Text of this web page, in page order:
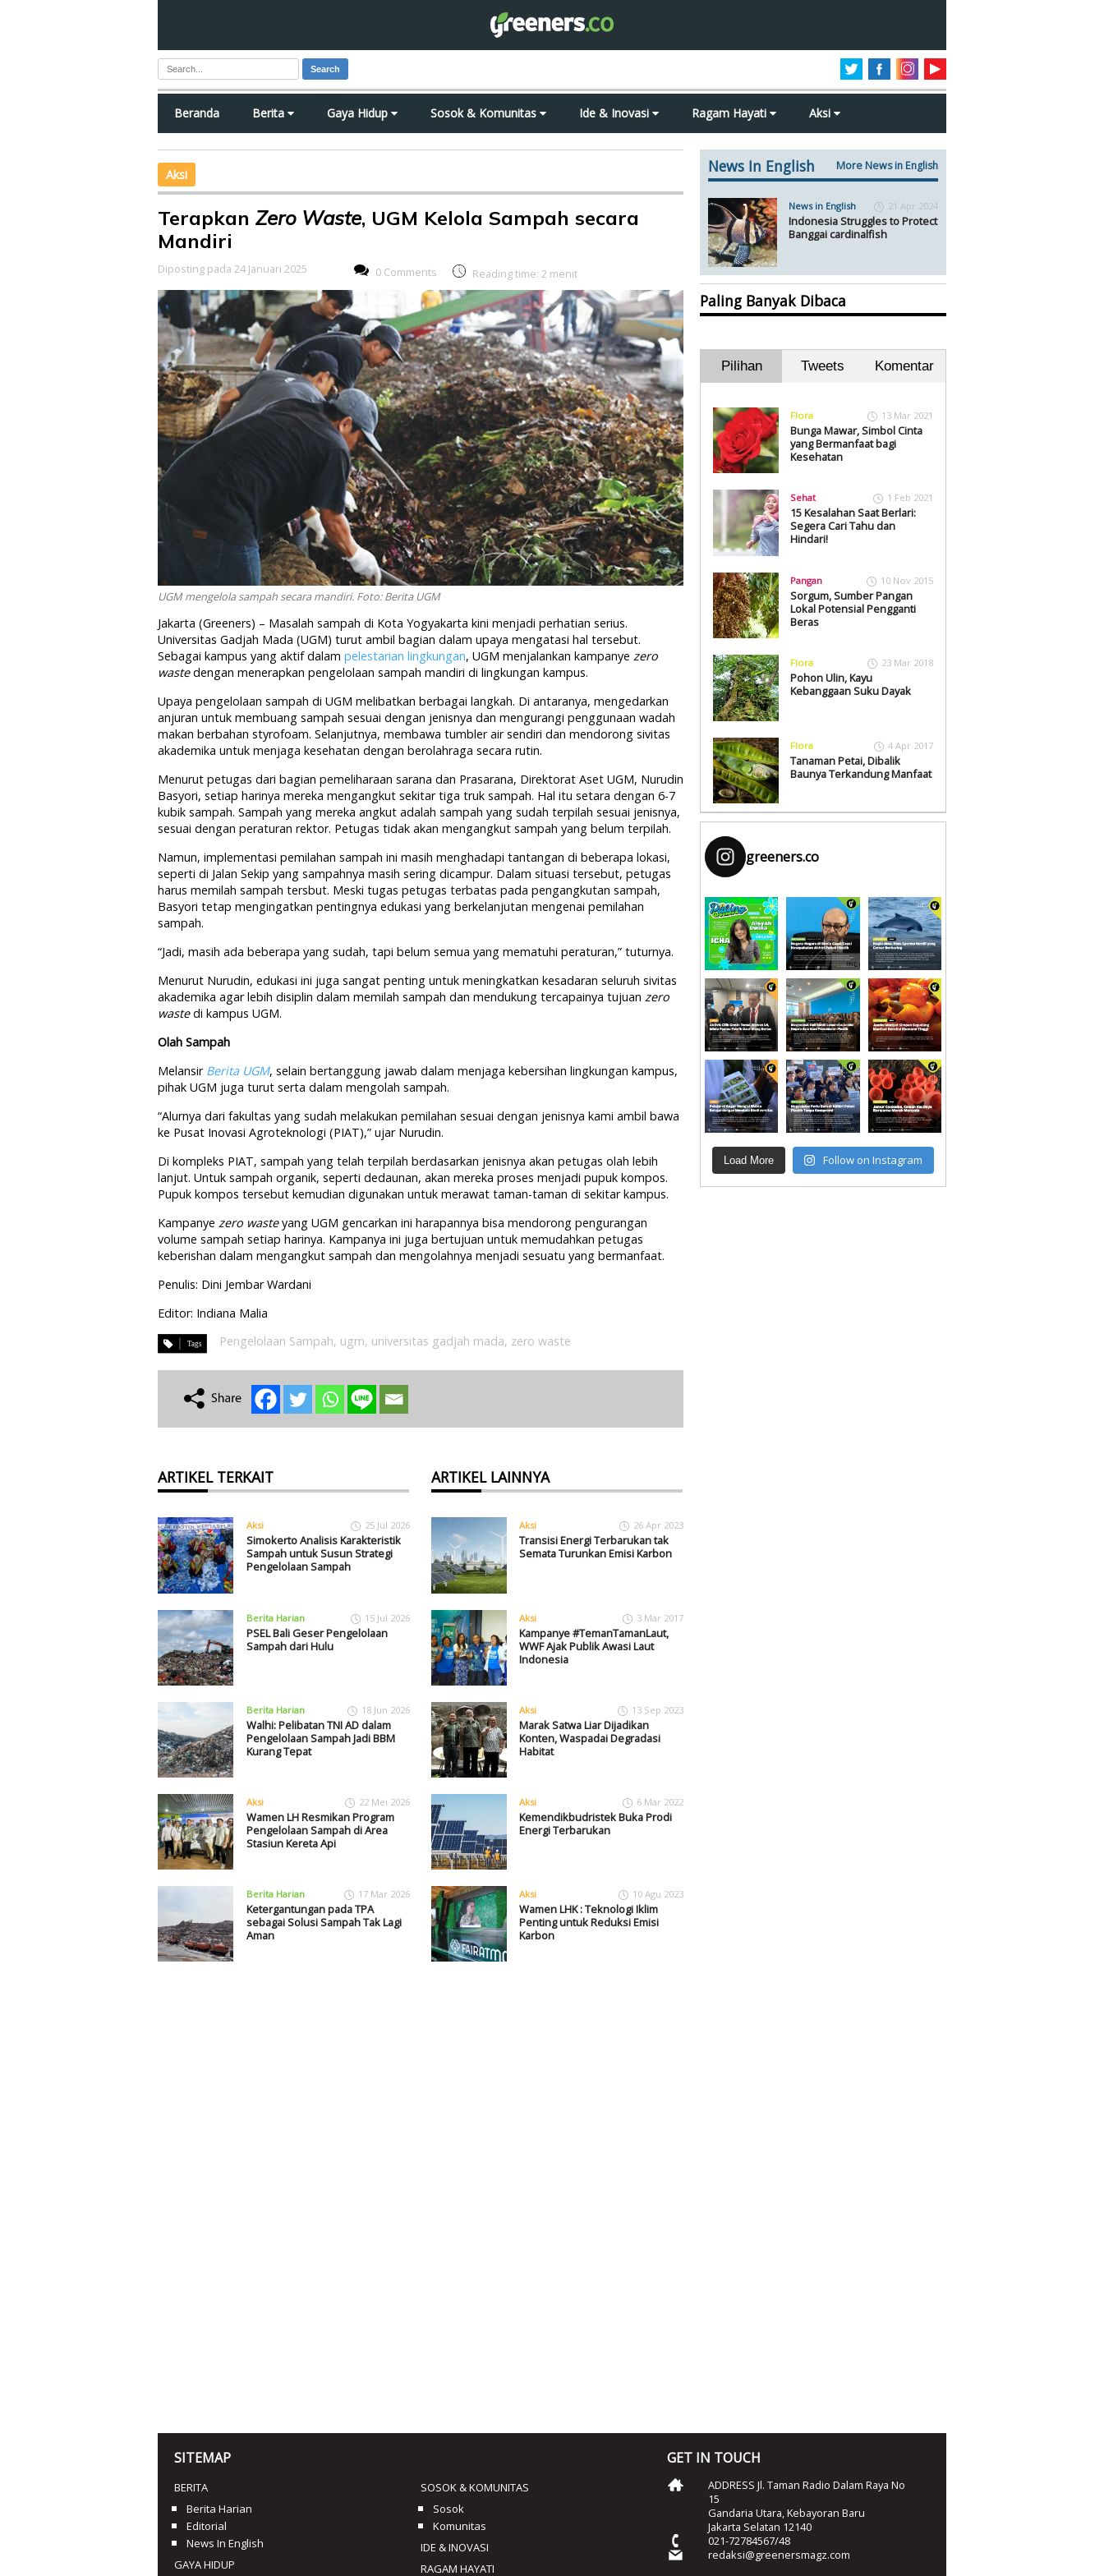
Search
Beranda Berita Gaya Hidup Sosok & Komunitas Ide & Inovasi Ragam Hayati Aksi
Aksi
Terapkan Zero Waste, UGM Kelola Sampah secara
Mandiri
Diposting pada 24 Januari 2025 0 Comments Reading time: 2 menit
UGM mengelola sampah secara mandiri. Foto: Berita UGM
Jakarta (Greeners) – Masalah sampah di Kota Yogyakarta kini menjadi perhatian serius.
Universitas Gadjah Mada (UGM) turut ambil bagian dalam upaya mengatasi hal tersebut.
Sebagai kampus yang aktif dalam pelestarian lingkungan, UGM menjalankan kampanye zero
wastedengan menerapkan pengelolaan sampah mandiri di lingkungan kampus.
Upaya pengelolaan sampah di UGM melibatkan berbagai langkah. Di antaranya, mengedarkan
anjuran untuk membuang sampah sesuai dengan jenisnya dan mengurangi penggunaan wadah
makan berbahan styrofoam. Selanjutnya, membawa tumbler air sendiri dan mendorong sivitas
akademika untuk menjaga kesehatan dengan berolahraga secara rutin.
Menurut petugas dari bagian pemeliharaan sarana dan Prasarana, Direktorat Aset UGM, Nurudin
Basyori, setiap harinya mereka mengangkut sekitar tiga truk sampah. Hal itu setara dengan 6-7
kubik sampah. Sampah yang mereka angkut adalah sampah yang sudah terpilah sesuai jenisnya,
sesuai dengan peraturan rektor. Petugas tidak akan mengangkut sampah yang belum terpilah.
Namun, implementasi pemilahan sampah ini masih menghadapi tantangan di beberapa lokasi,
seperti di Jalan Sekip yang sampahnya masih sering dicampur. Dalam situasi tersebut, petugas
harus memilah sampah tersbut. Meski tugas petugas terbatas pada pengangkutan sampah,
Basyori tetap mengingatkan pentingnya edukasi yang berkelanjutan mengenai pemilahan
sampah.
“Jadi, masih ada beberapa yang sudah, tapi belum semua yang mematuhi peraturan,” tuturnya.
Menurut Nurudin, edukasi ini juga sangat penting untuk meningkatkan kesadaran seluruh sivitas
akademika agar lebih disiplin dalam memilah sampah dan mendukung tercapainya tujuan zero
wastedi kampus UGM.
Olah Sampah
Melansir Berita UGM, selain bertanggung jawab dalam menjaga kebersihan lingkungan kampus,
pihak UGM juga turut serta dalam mengolah sampah.
“Alurnya dari fakultas yang sudah melakukan pemilahan sesuai dengan jenisnya kami ambil bawa
ke Pusat Inovasi Agroteknologi (PIAT),” ujar Nurudin.
Di kompleks PIAT, sampah yang telah terpilah berdasarkan jenisnya akan petugas olah lebih
lanjut. Untuk sampah organik, seperti dedaunan, akan mereka proses menjadi pupuk kompos.
Pupuk kompos tersebut kemudian digunakan untuk merawat taman-taman di sekitar kampus.
Kampanye zero wasteyang UGM gencarkan ini harapannya bisa mendorong pengurangan
volume sampah setiap harinya. Kampanya ini juga bertujuan untuk memudahkan petugas
keberishan dalam mengangkut sampah dan mengolahnya menjadi sesuatu yang bermanfaat.
Penulis: Dini Jembar Wardani
Editor: Indiana Malia
Pengelolaan Sampah, ugm, universitas gadjah mada, zero waste
ARTIKEL TERKAIT
Aksi 25 Jul 2026
Simokerto Analisis Karakteristik
Sampah untuk Susun Strategi
Pengelolaan Sampah
Berita Harian 15 Jul 2026
PSEL Bali Geser Pengelolaan
Sampah dari Hulu
Berita Harian 18 Jun 2026
Walhi: Pelibatan TNI AD dalam
Pengelolaan Sampah Jadi BBM
Kurang Tepat
Aksi 22 Mei 2026
Wamen LH Resmikan Program
Pengelolaan Sampah di Area
Stasiun Kereta Api
Berita Harian 17 Mar 2026
Ketergantungan pada TPA
sebagai Solusi Sampah Tak Lagi
Aman
ARTIKEL LAINNYA
Aksi 26 Apr 2023
Transisi Energi Terbarukan tak
Semata Turunkan Emisi Karbon
Aksi 3 Mar 2017
Kampanye #TemanTamanLaut,
WWF Ajak Publik Awasi Laut
Indonesia
Aksi 13 Sep 2023
Marak Satwa Liar Dijadikan
Konten, Waspadai Degradasi
Habitat
Aksi 6 Mar 2022
Kemendikbudristek Buka Prodi
Energi Terbarukan
Aksi 10 Agu 2023
Wamen LHK : Teknologi Iklim
Penting untuk Reduksi Emisi
Karbon
News In English More News in English
News in English 21 Apr 2024
Indonesia Struggles to Protect
Banggai cardinalfish
Paling Banyak Dibaca
Pilihan Tweets Komentar
Flora 13 Mar 2021
Bunga Mawar, Simbol Cinta
yang Bermanfaat bagi
Kesehatan
Sehat 1 Feb 2021
15 Kesalahan Saat Berlari:
Segera Cari Tahu dan
Hindari!
Pangan 10 Nov 2015
Sorgum, Sumber Pangan
Lokal Potensial Pengganti
Beras
Flora 23 Mar 2018
Pohon Ulin, Kayu
Kebanggaan Suku Dayak
Flora 4 Apr 2017
Tanaman Petai, Dibalik
Baunya Terkandung Manfaat
greeners.co
Load More Follow on Instagram
SITEMAP
BERITA
Berita Harian
Editorial
News In English
GAYA HIDUP
SOSOK & KOMUNITAS
Sosok
Komunitas
IDE & INOVASI
RAGAM HAYATI
GET IN TOUCH
ADDRESS Jl. Taman Radio Dalam Raya No
15
Gandaria Utara, Kebayoran Baru
Jakarta Selatan 12140
021-72784567/48
redaksi@greenersmagz.com